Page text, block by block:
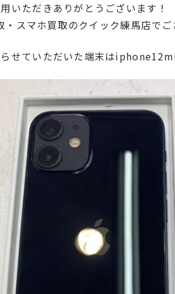
いただきありがとうございます！
スマホ買取のクイック練馬店でご
せていただいた端末は